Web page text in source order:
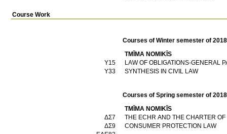
Course Work
Courses of Winter semester of
TMĪMA NOMIKĪS
Υ15
LAW OF OBLIGATIONS-GENERAL
Υ33
SYNTHESIS IN CIVIL LAW
Courses of Spring semester of
TMĪMA NOMIKĪS
ΔΣ7
ΔΣ9
CONSUMER PROTECTION LAW